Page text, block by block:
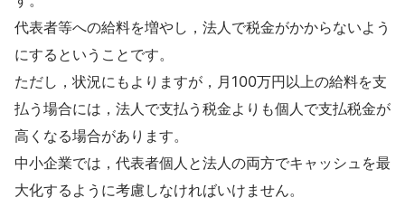
代表者等への給料を増やし，法人で税金がかからないよう
にするということです。
ただし，状況にもよりますが，月100万円以上の給料を支
払う場合には，法人で支払う税金よりも個人で支払税金が
高くなる場合があります。
中小企業では，代表者個人と法人の両方でキャッシュを最
大化するように考慮しなければいけません。